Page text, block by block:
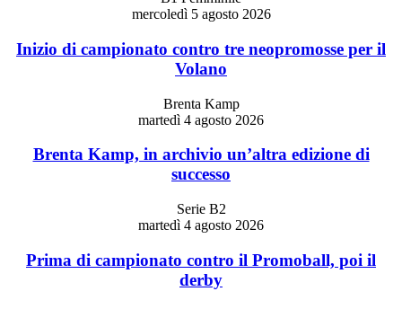
mercoledì 5 agosto 2026
Inizio di campionato contro tre neopromosse per il
Volano
Brenta Kamp
martedì 4 agosto 2026
Brenta Kamp, in archivio un’altra edizione di
successo
Serie B2
martedì 4 agosto 2026
Prima di campionato contro il Promoball, poi il
derby